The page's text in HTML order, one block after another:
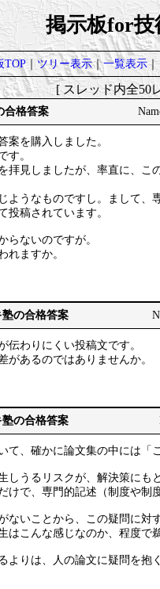
掲示板for技
TOP｜ツリー表示｜一覧表示｜
[ スレッド内全
合格答案
案を購入しました。
す。
拝見しましたが、率直に、こ
ようなものですし。まして、
投稿されています。
らないのですが。
れますか。
の合格答案
伝わりにくい投稿文です。
があるのではありませんか。
の合格答案
て、確かに論文集の中には「
しうるリスクが、解決策にも
けで、専門的記述（制度や制
ないことから、この疑問に対
はこんな感じなのか、程度で
よりは、人の論文に疑問を抱